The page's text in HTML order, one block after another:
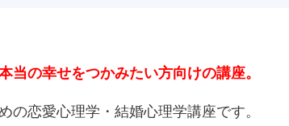
の幸せをつかみたい方向けの講座。
恋愛心理学・結婚心理学講座です。